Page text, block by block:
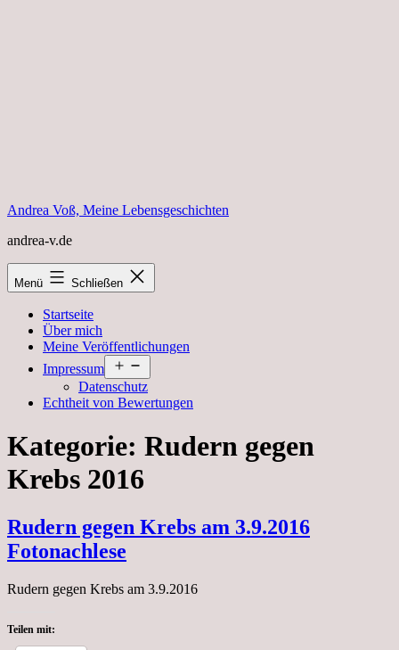
Andrea Voß, Meine Lebensgeschichten
andrea-v.de
Menü Schließen
Startseite
Über mich
Meine Veröffentlichungen
Impressum
öffnen
Datenschutz
Echtheit von Bewertungen
Kategorie: Rudern gegen
Krebs 2016
Rudern gegen Krebs am 3.9.2016
Fotonachlese
Rudern gegen Krebs am 3.9.2016
Teilen mit: